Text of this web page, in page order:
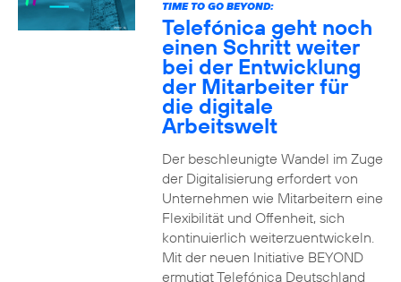
TIME TO GO BEYOND:
Telefónica geht noch
einen Schritt weiter
bei der Entwicklung
der Mitarbeiter für
die digitale
Arbeitswelt
Der beschleunigte Wandel im Zuge
der Digitalisierung erfordert von
Unternehmen wie Mitarbeitern eine
Flexibilität und Offenheit, sich
kontinuierlich weiterzuentwickeln.
Mit der neuen Initiative BEYOND
ermutigt Telefónica Deutschland